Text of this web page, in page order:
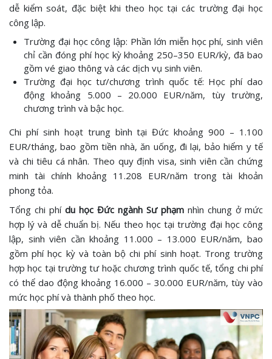
dễ kiểm soát, đặc biệt khi theo học tại các trường đại học
công lập.
Trường đại học công lập: Phần lớn miễn học phí, sinh viên
chỉ cần đóng phí học kỳ khoảng 250–350 EUR/kỳ, đã bao
gồm vé giao thông và các dịch vụ sinh viên.
Trường đại học tư/chương trình quốc tế: Học phí dao
động khoảng 5.000 – 20.000 EUR/năm, tùy trường,
chương trình và bậc học.
Chi phí sinh hoạt trung bình tại Đức khoảng 900 – 1.100
EUR/tháng, bao gồm tiền nhà, ăn uống, đi lại, bảo hiểm y tế
và chi tiêu cá nhân. Theo quy định visa, sinh viên cần chứng
minh tài chính khoảng 11.208 EUR/năm trong tài khoản
phong tỏa.
Tổng chi phí du học Đức ngành Sư phạm nhìn chung ở mức
hợp lý và dễ chuẩn bị. Nếu theo học tại trường đại học công
lập, sinh viên cần khoảng 11.000 – 13.000 EUR/năm, bao
gồm phí học kỳ và toàn bộ chi phí sinh hoạt. Trong trường
hợp học tại trường tư hoặc chương trình quốc tế, tổng chi phí
có thể dao động khoảng 16.000 – 30.000 EUR/năm, tùy vào
mức học phí và thành phố theo học.